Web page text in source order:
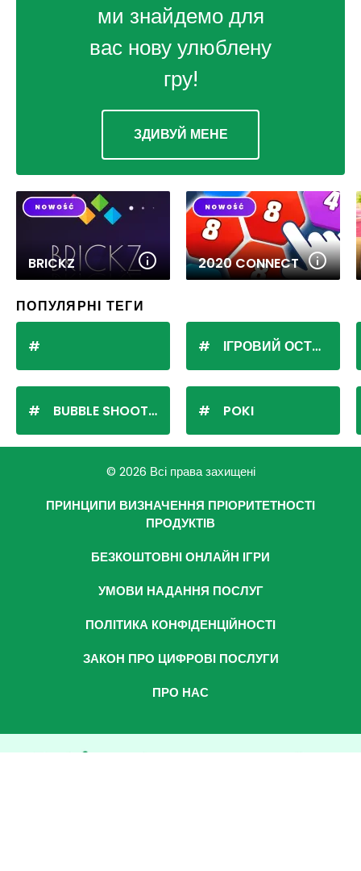
ми знайдемо для
вас нову улюблену
гру!
ЗДИВУЙ МЕНЕ
BRICKZ 2020 CONNECT
ПОПУЛЯРНІ ТЕГИ
BUBBLE SHOOTER
ІГРОВИЙ ОСТРІВ
POKI
© 2026 Всі права захищені
ПРИНЦИПИ ВИЗНАЧЕННЯ ПРІОРИТЕТНОСТІ
ПРОДУКТІВ
БЕЗКОШТОВНІ ОНЛАЙН ІГРИ
УМОВИ НАДАННЯ ПОСЛУГ
ПОЛІТИКА КОНФІДЕНЦІЙНОСТІ
ЗАКОН ПРО ЦИФРОВІ ПОСЛУГИ
ПРО НАС